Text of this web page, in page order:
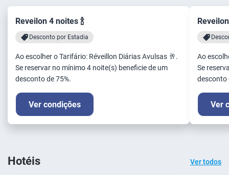
Reveilon 4 noites 🍾
Desconto por Estadia
Ao escolher o Tarifário: Réveillon Diárias Avulsas 🥂.
Se reservar no mínimo 4 noite(s) beneficie de um
desconto de 75%.
Ver condições
Ao
Se
desconto
Ver
Hotéis Ver todos